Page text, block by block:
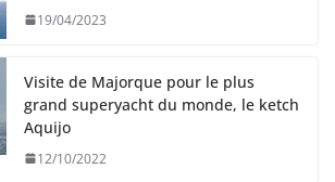
19/04/2023
Visite de Majorque pour le plus
grand superyacht du monde, le ketch
Aquijo
12/10/2022